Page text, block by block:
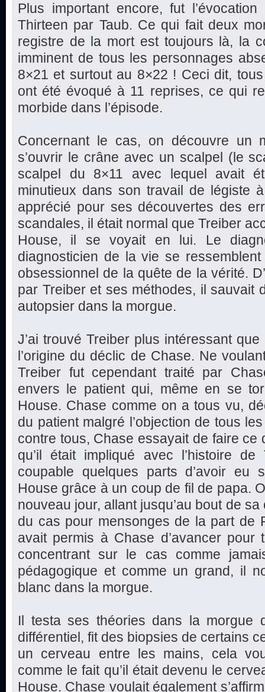
Plus important encore, fut
Thirteen par Taub. Ce qui fait deux
registre de la mort est toujours là, la
imminent de tous les personnages
8×21 et surtout au 8×22 ! Ceci dit,
ont été évoqué à 11 reprises, ce qui
morbide dans l’épisode.
Concernant le cas, on découvre un
s’ouvrir le crâne avec un scalpel (le
scalpel du 8×11 avec lequel avait
minutieux dans son travail de légiste
apprécié pour ses découvertes des
scandales, il était normal que Treiber
House, il se voyait en lui. Le
diagnosticien de la vie se
obsessionnel de la quête de la vérité.
par Treiber et ses méthodes, il sauvait
autopsier dans la morgue.
J’ai trouvé Treiber plus intéressant
l’origine du déclic de Chase. Ne
Treiber fut cependant traité par
envers le patient qui, même en se
House. Chase comme on a tous vu,
du patient malgré l’objection de tous
contre tous, Chase essayait de faire ce
qu’il était impliqué avec l’histoire
coupable quelques parts d’avoir eu
House grâce à un coup de fil de papa.
nouveau jour, allant jusqu’au bout de
du cas pour mensonges de la part de
avait permis à Chase d’avancer
concentrant sur le cas comme
pédagogique et comme un grand, il
blanc dans la morgue.
Il testa ses théories dans la morgue
différentiel, fit des biopsies de certains
un cerveau entre les mains, cela
comme le fait qu’il était devenu le
House. Chase voulait également